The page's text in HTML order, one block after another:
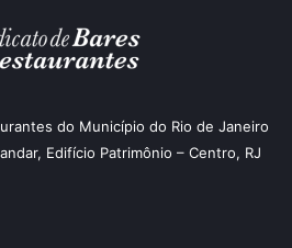
do Município do Rio de Janeiro
Edifício Patrimônio – Centro, RJ